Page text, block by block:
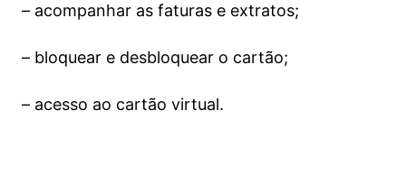
– acompanhar as faturas e extratos;
– bloquear e desbloquear o cartão;
– acesso ao cartão virtual.